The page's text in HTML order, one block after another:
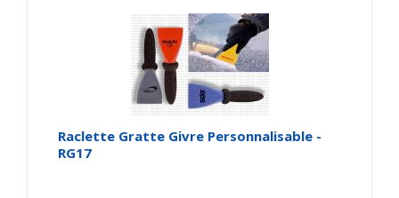
Raclette Gratte Givre Personnalisable -
RG17